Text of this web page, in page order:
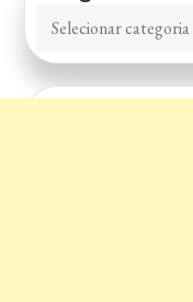
Categorias